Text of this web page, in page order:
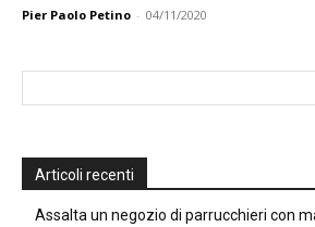
Pier Paolo Petino - 04/11/2020
Articoli recenti
Assalta un negozio di parrucchieri con